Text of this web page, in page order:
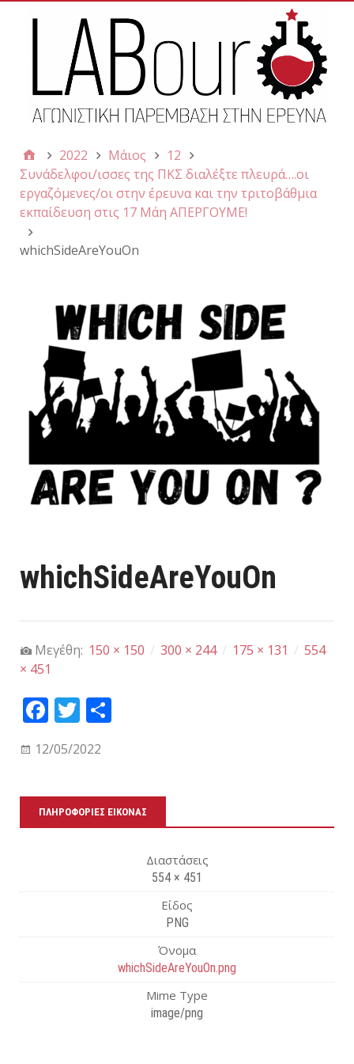
2022 Μάιος
12
Συνάδελφοι/ισσες της ΠΚΣ διαλέξτε πλευρά….οι
εργαζόμενες/οι στην έρευνα και την τριτοβάθμια
εκπαίδευση στις 17 Μάη ΑΠΕΡΓΟΥΜΕ!
whichSideAreYouOn
whichSideAreYouOn
Μεγέθη: 150 × 150 / 300 × 244 / 175 × 131 / 554
× 451
Fa
bo
T
tt
εί
τε
12/05/2022
ΠΛΗΡΟΦΟΡΊΕΣ ΕΙΚΌΝΑΣ
Διαστάσεις
554 × 451
Είδος
PNG
Όνομα
whichSideAreYouOn.png
Mime Type
image/png